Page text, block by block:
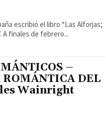
escribió el libro “Las Alforjas;
A finales de febrero...
–
ROMÁNTICA DEL
Wainright